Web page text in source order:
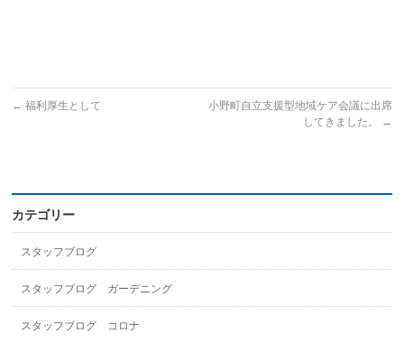
← 福利厚生として
小野町自立支援型地域ケア会議に出席
してきました。
→
カテゴリー
スタッフブログ
スタッフブログ ガーデニング
スタッフブログ コロナ